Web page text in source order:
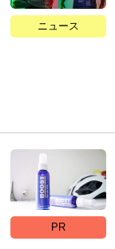
ニュース
PR